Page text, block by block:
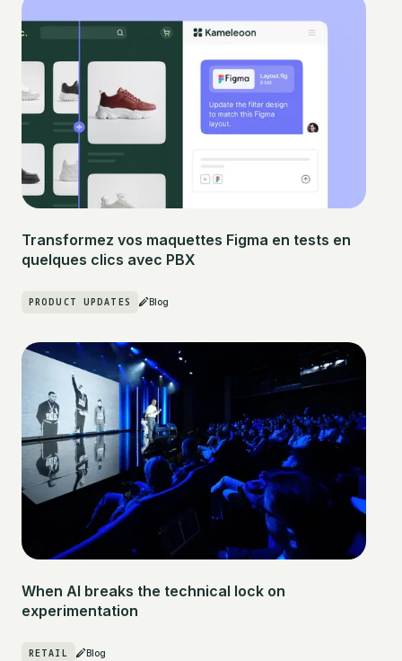
Transformez vos maquettes Figma en tests en
quelques clics avec PBX
PRODUCT UPDATES Blog
When AI breaks the technical lock on
experimentation
RETAIL Blog